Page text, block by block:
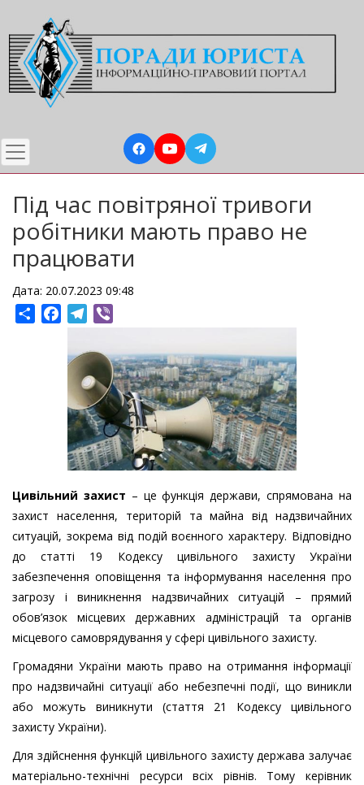
до
основного
вмісту
Під час повітряної тривоги
робітники мають право не
працювати
Дата: 20.07.2023 09:48
ShareFacebookTelegram
Цивільний захист – це функція держави, спрямована на
захист населення, територій та майна від надзвичайних
ситуацій, зокрема від подій воєнного характеру. Відповідно
до статті 19 Кодексу цивільного захисту України
забезпечення оповіщення та інформування населення про
загрозу і виникнення надзвичайних ситуацій – прямий
обов’язок місцевих державних адміністрацій та органів
місцевого самоврядування у сфері цивільного захисту.
Громадяни України мають право на отримання інформації
про надзвичайні ситуації або небезпечні події, що виникли
або можуть виникнути (стаття 21 Кодексу цивільного
захисту України).
Для здійснення функцій цивільного захисту держава залучає
матеріально-технічні ресурси всіх рівнів. Тому керівник